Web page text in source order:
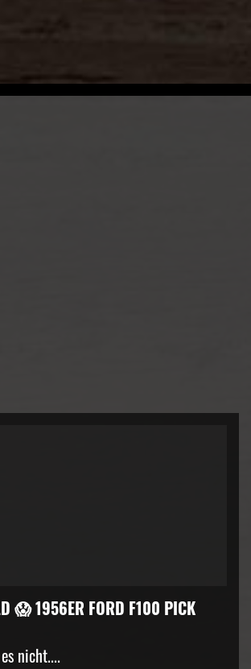
😱 1956ER FORD F100 PICK
nicht....